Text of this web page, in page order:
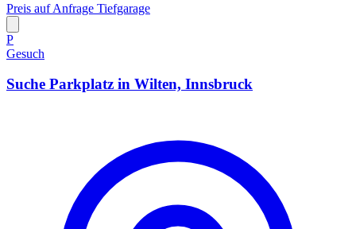
Preis auf Anfrage Tiefgarage
P
Gesuch
Suche Parkplatz in Wilten, Innsbruck